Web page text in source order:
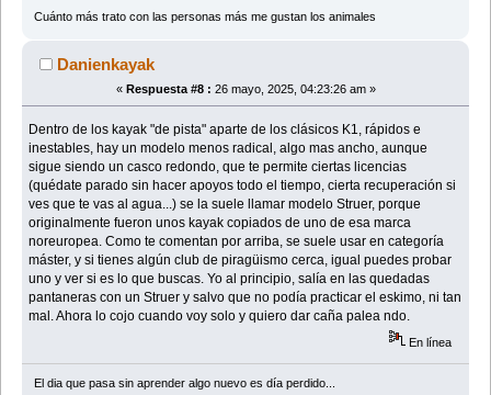
Cuánto más trato con las personas más me gustan los animales
Danienkayak
« Respuesta #8 : 26 mayo, 2025, 04:23:26 am »
Dentro de los kayak "de pista" aparte de los clásicos K1, rápidos e
inestables, hay un modelo menos radical, algo mas ancho, aunque
sigue siendo un casco redondo, que te permite ciertas licencias
(quédate parado sin hacer apoyos todo el tiempo, cierta recuperación si
ves que te vas al agua...) se la suele llamar modelo Struer, porque
originalmente fueron unos kayak copiados de uno de esa marca
noreuropea. Como te comentan por arriba, se suele usar en categoría
máster, y si tienes algún club de piragüismo cerca, igual puedes probar
uno y ver si es lo que buscas. Yo al principio, salía en las quedadas
pantaneras con un Struer y salvo que no podía practicar el eskimo, ni tan
mal. Ahora lo cojo cuando voy solo y quiero dar caña palea ndo.
En línea
El dia que pasa sin aprender algo nuevo es día perdido...